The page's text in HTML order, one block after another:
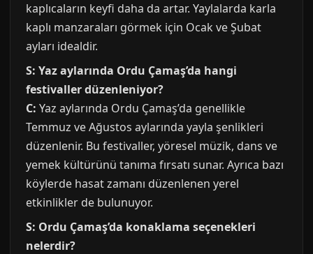
kaplıcaların keyfi daha da artar. Yaylalarda karla
kaplı manzaraları görmek için Ocak ve Şubat
ayları idealdir.
S: Yaz aylarında Ordu Çamaş’da hangi
festivaller düzenleniyor?
C: Yaz aylarında Ordu Çamaş’da genellikle
Temmuz ve Ağustos aylarında yayla şenlikleri
düzenlenir. Bu festivaller, yöresel müzik, dans ve
yemek kültürünü tanıma fırsatı sunar. Ayrıca bazı
köylerde hasat zamanı düzenlenen yerel
etkinlikler de bulunuyor.
S: Ordu Çamaş’da konaklama seçenekleri
nelerdir?